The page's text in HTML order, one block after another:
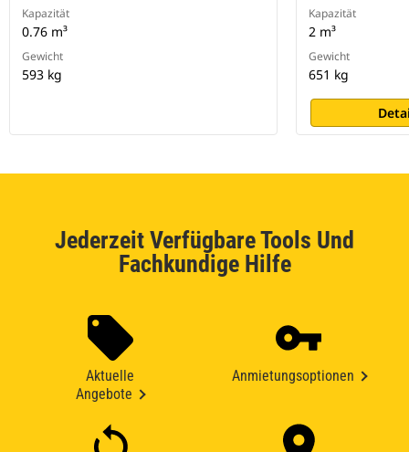
Kapazität
0.76 m³
Gewicht
593 kg
Kapazität
2 m³
Gewicht
651 kg
Jederzeit Verfügbare Tools Und
Fachkundige Hilfe
Aktuelle
Angebote
Anmietungsoptionen